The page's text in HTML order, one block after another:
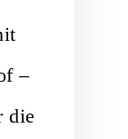
–
die